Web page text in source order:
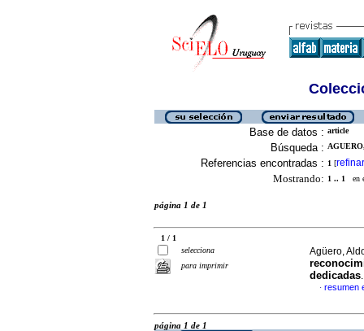
Base de datos : article
Búsqueda :
Referencias encontradas : 1 [refinar
Mostrando: 1 .. 1 en
página 1 de 1
1 / 1
selecciona
para imprimir
Agüero,
dedicadas
· resumen
página 1 de 1